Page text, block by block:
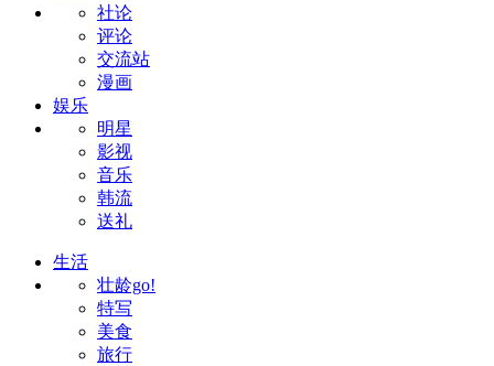
社论
评论
交流站
漫画
娱乐
明星
影视
音乐
韩流
送礼
生活
壮龄go!
特写
美食
旅行